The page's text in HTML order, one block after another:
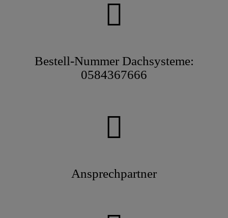
Bestell-Nummer Dachsysteme:
0584367666
Ansprechpartner